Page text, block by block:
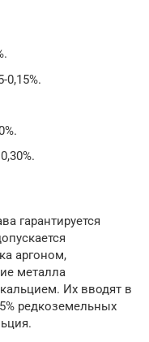
гарантируется
аргоном,
металла
Их вводят в
редкоземельных